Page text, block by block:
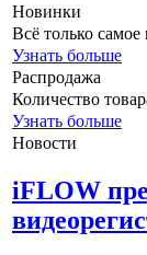
Новинки
Всё только
Узнать больше
Распродажа
Количество
Узнать больше
Новости
iFLOW